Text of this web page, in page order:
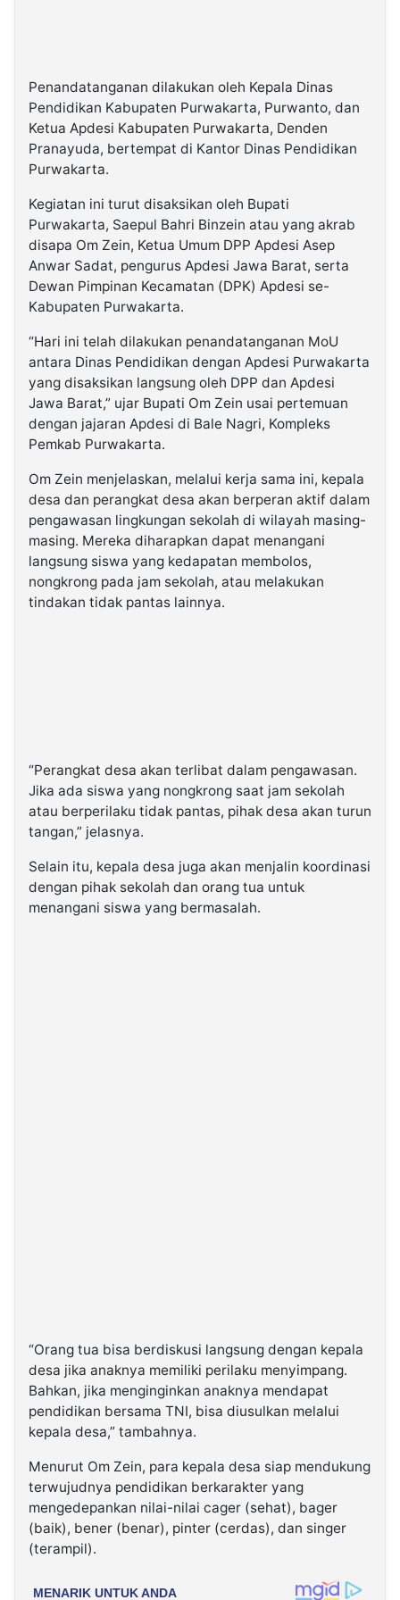
Penandatanganan dilakukan oleh Kepala Dinas
Pendidikan Kabupaten Purwakarta, Purwanto, dan
Ketua Apdesi Kabupaten Purwakarta, Denden
Pranayuda, bertempat di Kantor Dinas Pendidikan
Purwakarta.
Kegiatan ini turut disaksikan oleh Bupati
Purwakarta, Saepul Bahri Binzein atau yang akrab
disapa Om Zein, Ketua Umum DPP Apdesi Asep
Anwar Sadat, pengurus Apdesi Jawa Barat, serta
Dewan Pimpinan Kecamatan (DPK) Apdesi se-
Kabupaten Purwakarta.
“Hari ini telah dilakukan penandatanganan MoU
antara Dinas Pendidikan dengan Apdesi Purwakarta
yang disaksikan langsung oleh DPP dan Apdesi
Jawa Barat,” ujar Bupati Om Zein usai pertemuan
dengan jajaran Apdesi di Bale Nagri, Kompleks
Pemkab Purwakarta.
Om Zein menjelaskan, melalui kerja sama ini, kepala
desa dan perangkat desa akan berperan aktif dalam
pengawasan lingkungan sekolah di wilayah masing-
masing. Mereka diharapkan dapat menangani
langsung siswa yang kedapatan membolos,
nongkrong pada jam sekolah, atau melakukan
tindakan tidak pantas lainnya.
“Perangkat desa akan terlibat dalam pengawasan.
Jika ada siswa yang nongkrong saat jam sekolah
atau berperilaku tidak pantas, pihak desa akan turun
tangan,” jelasnya.
Selain itu, kepala desa juga akan menjalin koordinasi
dengan pihak sekolah dan orang tua untuk
menangani siswa yang bermasalah.
“Orang tua bisa berdiskusi langsung dengan kepala
desa jika anaknya memiliki perilaku menyimpang.
Bahkan, jika menginginkan anaknya mendapat
pendidikan bersama TNI, bisa diusulkan melalui
kepala desa,” tambahnya.
Menurut Om Zein, para kepala desa siap mendukung
terwujudnya pendidikan berkarakter yang
mengedepankan nilai-nilai cager (sehat), bager
(baik), bener (benar), pinter (cerdas), dan singer
(terampil).